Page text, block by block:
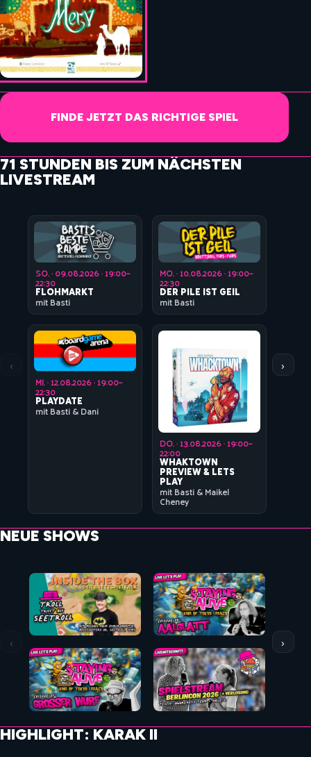
FINDE JETZT DAS RICHTIGE SPIEL
71 STUNDEN BIS ZUM NÄCHSTEN
LIVESTREAM
‹
SO. · 09.08.2026 · 19:00–
22:30
FLOHMARKT
mit Basti
MO. · 10.08.2026 · 19:00–
22:30
DER PILE IST GEIL
mit Basti
MI. · 12.08.2026 · 19:00–
22:30
PLAYDATE
mit Basti & Dani
DO. · 13.08.2026 · 19:00–
22:00
WHAKTOWN
PREVIEW & LETS
PLAY
mit Basti & Maikel
Cheney
›
NEUE SHOWS
‹ ›
HIGHLIGHT: KARAK II